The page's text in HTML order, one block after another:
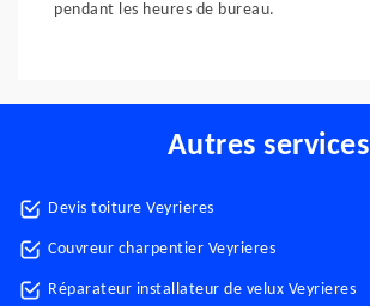
pendant les heures de bureau.
Autres services
Devis toiture Veyrieres
Couvreur charpentier Veyrieres
Réparateur installateur de velux Veyrieres